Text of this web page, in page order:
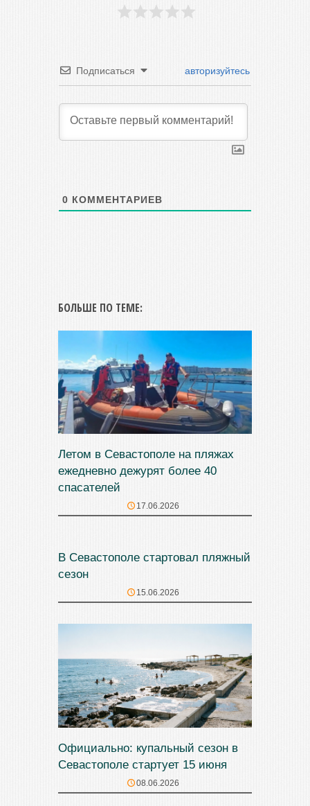
Подписаться авторизуйтесь
0 КОММЕНТАРИЕВ
БОЛЬШЕ ПО ТЕМЕ:
Летом в Севастополе на пляжах
ежедневно дежурят более 40
спасателей
17.06.2026
В Севастополе стартовал пляжный
сезон
15.06.2026
Официально: купальный сезон в
Севастополе стартует 15 июня
08.06.2026